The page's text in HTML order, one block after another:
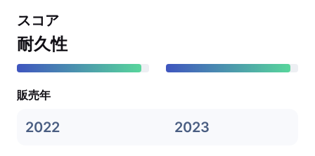
スコア
耐久性
販売年
2022 2023